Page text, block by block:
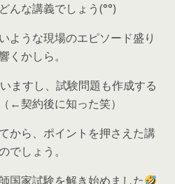
んな講義でしょう(°°)
ような現場のエピソード盛り
くかしら。
ますし、試験問題も作成する
←契約後に知った笑）
から、ポイントを押さえた講
でしょう。
国家試験を解き始めました